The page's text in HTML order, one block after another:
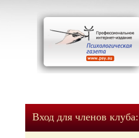
Вход для членов клуба: